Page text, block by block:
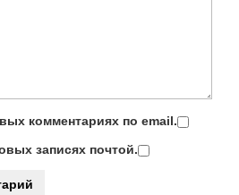
комментариях по email.
записях почтой.